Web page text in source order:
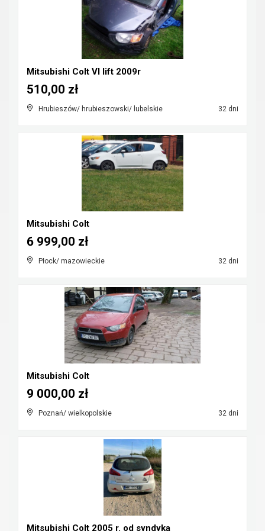
Mitsubishi Colt VI lift 2009r
Hrubieszów/ hrubieszowski/ lubelskie 32 dni
510,00 zł
Mitsubishi Colt
Płock/ mazowieckie 32 dni
6 999,00 zł
Mitsubishi Colt
Poznań/ wielkopolskie 32 dni
9 000,00 zł
Mitsubishi Colt 2005 r. od syndyka